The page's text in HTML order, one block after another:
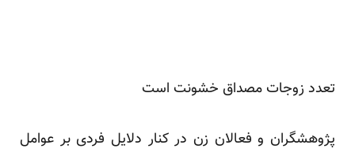
تعدد زوجات مصداق خشونت است
پژوهشگران و فعالان زن در کنار دلایل فردی بر عوامل